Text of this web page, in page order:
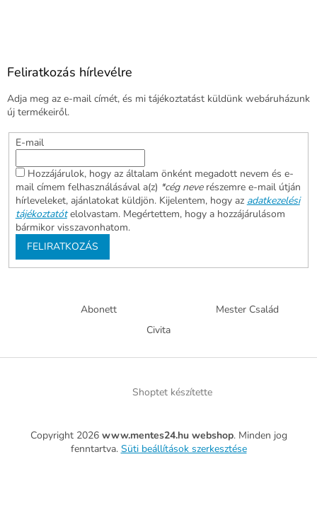
Feliratkozás hírlevélre
Adja meg az e-mail címét, és mi tájékoztatást küldünk webáruházunk
új termékeiről.
E-mail
Hozzájárulok, hogy az általam önként megadott nevem és e-
mail címem felhasználásával a(z) *cég neverészemre e-mail útján
hírleveleket, ajánlatokat küldjön. Kijelentem, hogy az adatkezelési
tájékoztatót elolvastam. Megértettem, hogy a hozzájárulásom
bármikor visszavonhatom.
FELIRATKOZÁS
Abonett
Mester Család
Civita
Shoptet készítette
Copyright 2026 www.mentes24.hu webshop. Minden jog
fenntartva. Süti beállítások szerkesztése